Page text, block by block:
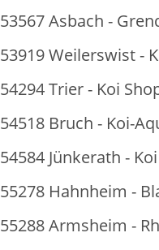
53567 Asbach -
53919 Weilerswist -
54294 Trier - Koi
54518 Bruch - Koi-
54584 Jünkerath -
55278 Hahnheim -
55288 Armsheim -